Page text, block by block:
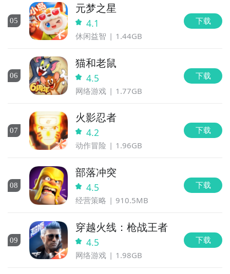
05
元梦之星
4.1
休闲益智 1.44GB
下载
06
猫和老鼠
4.5
网络游戏 1.77GB
下载
07
火影忍者
4.2
动作冒险 1.96GB
下载
08
部落冲突
4.5
经营策略 910.5MB
下载
09
穿越火线：枪战王者
4.5
网络游戏 1.98GB
下载